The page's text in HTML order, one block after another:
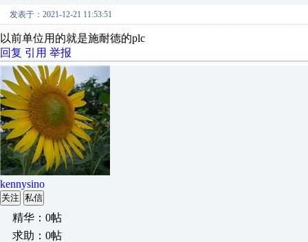
发表于：2021-12-21 11:53:51
以前单位用的就是施耐德的plc
回复 引用 举报
kennysino
关注 私信
精华：0帖
求助：0帖